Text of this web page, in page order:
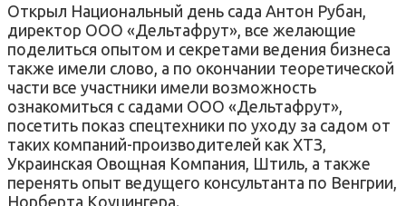
Открыл Национальный день сада Антон Рубан,
директор ООО «Дельтафрут», все желающие
поделиться опытом и секретами ведения бизнеса
также имели слово, а по окончании теоретической
части все участники имели возможность
ознакомиться с садами ООО «Дельтафрут»,
посетить показ спецтехники по уходу за садом от
таких компаний-производителей как ХТЗ,
Украинская Овощная Компания, Штиль, а также
перенять опыт ведущего консультанта по Венгрии,
Норберта Коуцингера.